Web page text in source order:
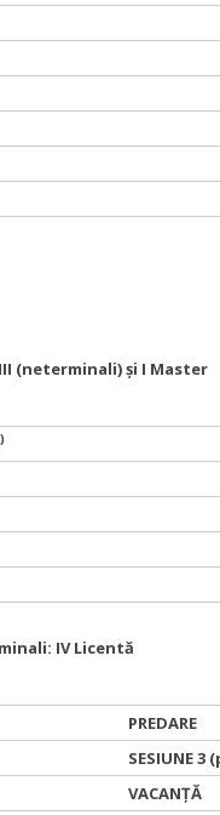
(neterminali) și I Master
IV Licentă
PREDARE
SESIUNE
VACANȚĂ